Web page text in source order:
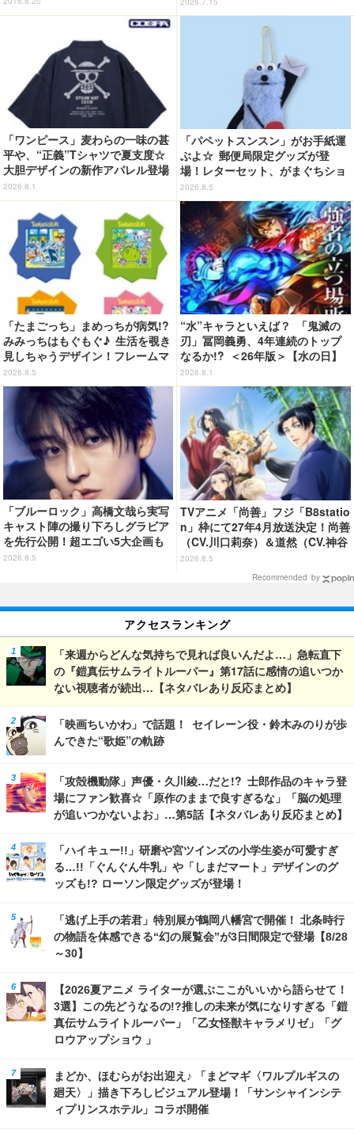
「ワンピース」麦わらの一味の甚
平や、“正義”Tシャツで夏支度☆
大胆デザインの新作アパレル登場
【COSPA】
2026.8.1
「パペットスンスン」がお手紙運
ぶよ☆ 郵便局限定グッズが登
場！レターセット、がまぐちショ
ルダーバッグなど全5種【8月12日
～】
2026.8.5
「たまごっち」まめっちが病気!?
みみっちはもぐもぐ♪ 生活を覗き
見しちゃうデザイン！フレームマ
グネット「ぴたっとフレーム」登
場☆
2026.8.5
“水”キャラといえば？ 「鬼滅の
刃」冨岡義勇、4年連続のトップ
なるか!? ＜26年版＞【水の日】
2026.8.1
「ブルーロック」高橋文哉ら実写
キャスト陣の撮り下ろしグラビア
を先行公開！超エゴい5大企画も
「週刊少年マガジン」36.37合併
2026.8.5
TVアニメ「尚善」フジ「B8statio
n」枠にて27年4月放送決定！尚善
（CV.川口莉奈）＆道然（CV.神谷
浩史）ら登場の第1弾PVも公開
2026.8.5
Recommended by
アクセスランキング
「来週からどんな気持ちで見れば良いんだよ…」急転直下
の『鎧真伝サムライトルーパー』第17話に感情の追いつか
ない視聴者が続出…【ネタバレあり反応まとめ】
「映画ちいかわ」で話題！ セイレーン役・鈴木みのりが歩
んできた“歌姫”の軌跡
「攻殻機動隊」声優・久川綾…だと!? 士郎作品のキャラ登
場にファン歓喜☆「原作のままで良すぎるな」「脳の処理
が追いつかないよお」…第5話【ネタバレあり反応まとめ】
「ハイキュー!!」研磨や宮ツインズの小学生姿が可愛すぎ
る…!!「ぐんぐん牛乳」や「しまだマート」デザインのグ
ッズも!? ローソン限定グッズが登場！
「逃げ上手の若君」特別展が鶴岡八幡宮で開催！ 北条時行
の物語を体感できる“幻の展覧会”が3日間限定で登場【8/28
～30】
【2026夏アニメ ライターが選ぶここがいいから語らせて！
3選】この先どうなるの!?推しの未来が気になりすぎる「鎧
真伝サムライトルーパー」「乙女怪獣キャラメリゼ」「グ
ロウアップショウ 」
まどか、ほむらがお出迎え♪ 「まどマギ〈ワルプルギスの
廻天〉」描き下ろしビジュアル登場！「サンシャインシテ
ィプリンスホテル」コラボ開催